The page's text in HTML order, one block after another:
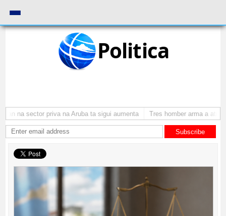
Politica
na sector priva na Aruba ta sigui aumenta Tres homber arma a atraca
Subscribe